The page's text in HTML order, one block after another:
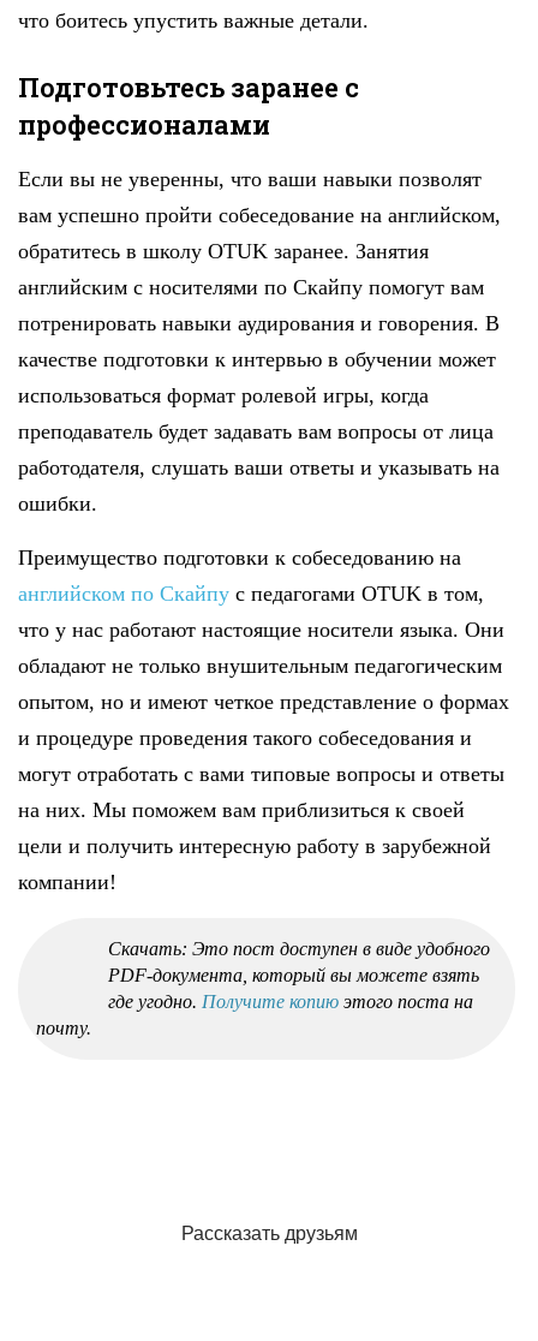
что боитесь упустить важные детали.
Подготовьтесь заранее с
профессионалами
Если вы не уверенны, что ваши навыки позволят
вам успешно пройти собеседование на английском,
обратитесь в школу OTUK заранее. Занятия
английским с носителями по Скайпу помогут вам
потренировать навыки аудирования и говорения. В
качестве подготовки к интервью в обучении может
использоваться формат ролевой игры, когда
преподаватель будет задавать вам вопросы от лица
работодателя, слушать ваши ответы и указывать на
ошибки.
Преимущество подготовки к собеседованию на
английском по Скайпу с педагогами OTUK в том,
что у нас работают настоящие носители языка. Они
обладают не только внушительным педагогическим
опытом, но и имеют четкое представление о формах
и процедуре проведения такого собеседования и
могут отработать с вами типовые вопросы и ответы
на них. Мы поможем вам приблизиться к своей
цели и получить интересную работу в зарубежной
компании!
Скачать: Это пост доступен в виде удобного
PDF-документа, который вы можете взять
где угодно. Получите копию этого поста на
почту.
Рассказать друзьям